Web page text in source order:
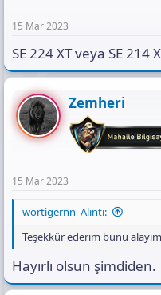
15 Mar 2023
SE 224 XT veya SE
Zemheri
15 Mar 2023
wortigernn' Alıntı:
Teşekkür ederim bunu
Hayırlı olsun şimdiden.